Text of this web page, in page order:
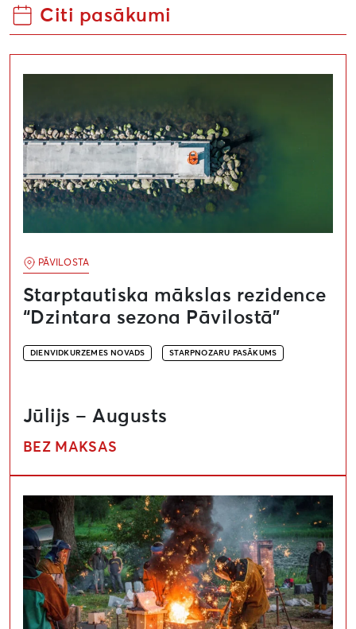
Citi pasākumi
PĀVILOSTA
Starptautiska mākslas rezidence
“Dzintara sezona Pāvilostā”
DIENVIDKURZEMES NOVADS STARPNOZARU PASĀKUMS
Jūlijs – Augusts
BEZ MAKSAS